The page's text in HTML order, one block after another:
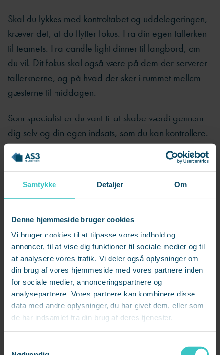
Samtykke Detaljer Om
Denne hjemmeside bruger cookies
Vi bruger cookies til at tilpasse vores indhold og
annoncer, til at vise dig funktioner til sociale medier og til
at analysere vores trafik. Vi deler også oplysninger om
din brug af vores hjemmeside med vores partnere inden
for sociale medier, annonceringspartnere og
analysepartnere. Vores partnere kan kombinere disse
data med andre oplysninger, du har givet dem, eller som
de har indsamlet fra din brug af deres tjenester.
Skal du lykkes med kontroltabet og uddelegeringen,
kræver det, at du flytter fokus. Fra din egen tallerken
til teamets. Fra candle light dinner til langbord, om
du vil. Dit fokus skal også være på dem der serverer
tallerknerne, og på hvad der sker i rummet mellem
gæsterne til middagen.
Som specialist er du vant til at skabe værdi gennem
dig selv og din egen indsats, som du kan kontrollere.
Som leder skal du skabe værdi gennem andre, og
rigtig meget er pludselig ude af din kontrol.
Af samme grund kan du opleve det som mere diffust,
om du gør det godt eller ej. Teamet står sjældent klart
til at sende dig på weekend fredag eftermiddag,
uanset hvor god en leder, du har været i løbet af
ugen.
Er du ikke opmærksom, kan dette ubehag få dig til at
holde fast i gamle vaner og opgaver, fordi det føles
trygt og mere enkelt end ledelse. Og fordi alle
mennesker har brug for anerkendelse og at føle sig
nyttig.